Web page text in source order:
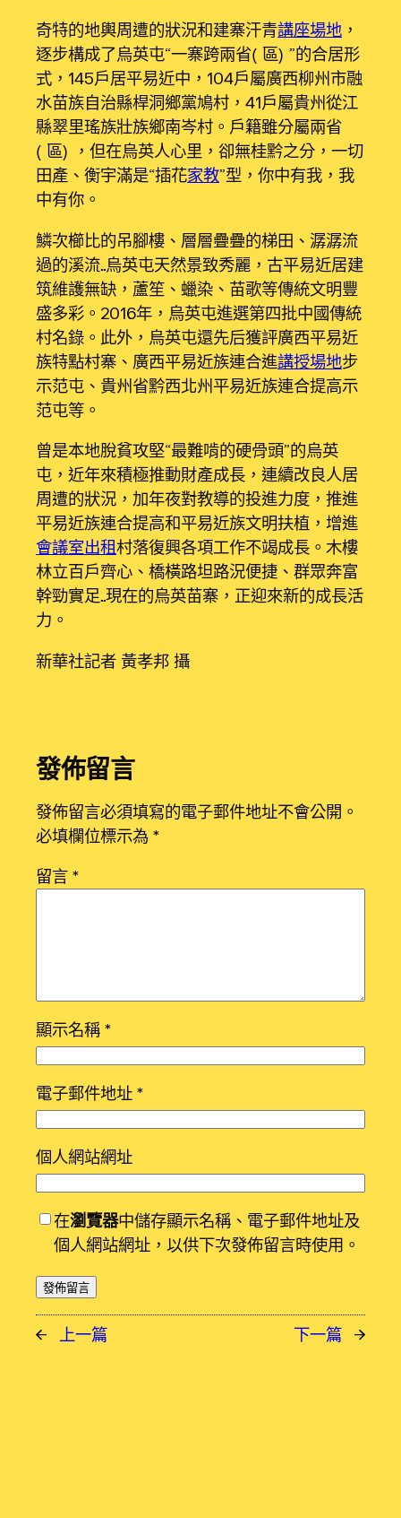
奇特的地輿周遭的狀況和建寨汗青講座場地 ，
逐步構成了烏英屯“一寨跨兩省（區）”的合居形
式，145戶居平易近中，104戶屬廣西柳州市融
水苗族自治縣桿洞鄉黨鳩村，41戶屬貴州從江
縣翠里瑤族壯族鄉南岑村。戶籍雖分屬兩省
（區），但在烏英人心里，卻無桂黔之分，一切
田產、衡宇滿是“插花家教”型，你中有我，我
中有你。
鱗次櫛比的吊腳樓、層層疊疊的梯田、潺潺流
過的溪流……烏英屯天然景致秀麗，古平易近居建
筑維護無缺，蘆笙、蠟染、苗歌等傳統文明豐
盛多彩。2016年，烏英屯進選第四批中國傳統
村名錄。此外，烏英屯還先后獲評廣西平易近
族特點村寨、廣西平易近族連合進講授場地步
示范屯、貴州省黔西北州平易近族連合提高示
范屯等。
曾是本地脫貧攻堅“最難啃的硬骨頭”的烏英
屯，近年來積極推動財產成長，連續改良人居
周遭的狀況，加年夜對教導的投進力度，推進
平易近族連合提高和平易近族文明扶植，增進
會議室出租村落復興各項工作不竭成長。木樓
林立百戶齊心、橋橫路坦路況便捷、群眾奔富
幹勁實足……現在的烏英苗寨，正迎來新的成長活
力。
新華社記者 黃孝邦 攝
發佈留言
發佈留言必須填寫的電子郵件地址不會公開。
必填欄位標示為 *
留言 *
顯示名稱 *
電子郵件地址 *
個人網站網址
在瀏覽器中儲存顯示名稱、電子郵件地址及
個人網站網址，以供下次發佈留言時使用。
← 上一篇 下一篇 →